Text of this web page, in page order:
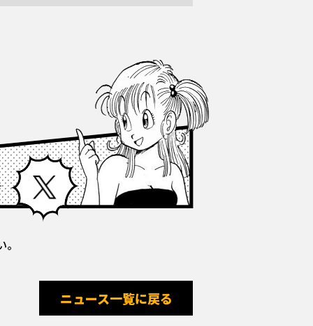
Facebook X
ニュース一覧に戻る